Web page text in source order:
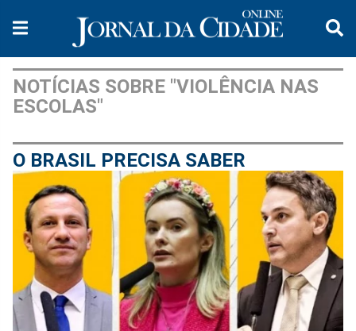
NOTÍCIAS SOBRE "VIOLÊNCIA NAS
ESCOLAS"
O BRASIL PRECISA SABER